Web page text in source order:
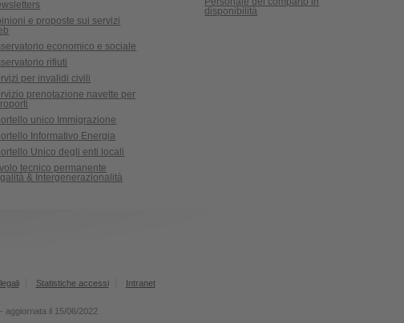
e proposte sui servizi
economico e sociale
rifiuti
per invalidi civili
prenotazione navette per
unico Immigrazione
Informativo Energia
Unico degli enti locali
tecnico permanente
& Intergenerazionalità
disponibilità
Statistiche accessi Intranet
aggiornata il 15/06/2022